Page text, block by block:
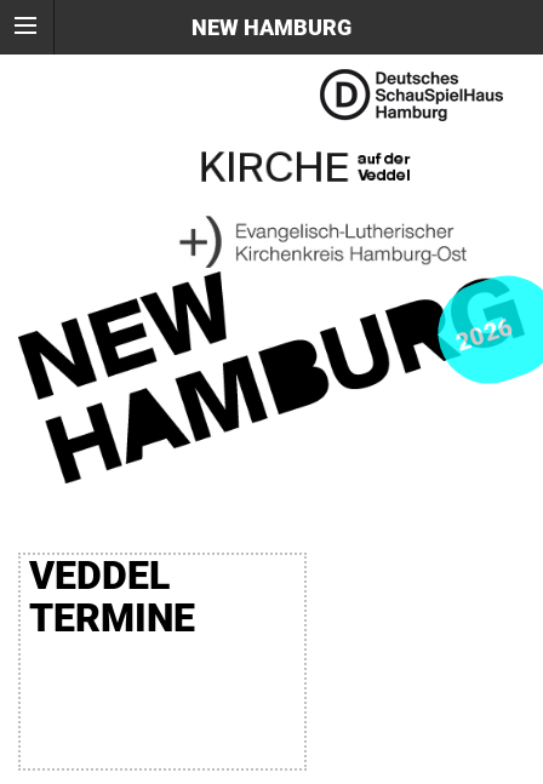
NEW HAMBURG
2026
VEDDEL
TERMINE